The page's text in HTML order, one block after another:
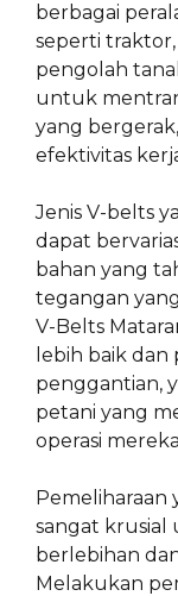
berbagai
seperti traktor,
pengolah
untuk
yang
efektivitas
Jenis V-belts
dapat
bahan yang
tegangan
V-Belts
lebih baik
penggantian,
petani yang
operasi
Pemeliharaan
sangat krusial
berlebihan
Melakukan